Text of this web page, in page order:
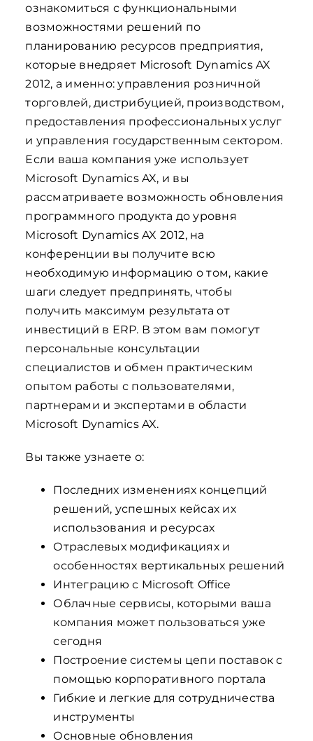
ознакомиться с функциональными
возможностями решений по
планированию ресурсов предприятия,
которые внедряет Microsoft Dynamics AX
2012, а именно: управления розничной
торговлей, дистрибуцией, производством,
предоставления профессиональных услуг
и управления государственным сектором.
Если ваша компания уже использует
Microsoft Dynamics AX, и вы
рассматриваете возможность обновления
программного продукта до уровня
Microsoft Dynamics AX 2012, на
конференции вы получите всю
необходимую информацию о том, какие
шаги следует предпринять, чтобы
получить максимум результата от
инвестиций в ERP. В этом вам помогут
персональные консультации
специалистов и обмен практическим
опытом работы с пользователями,
партнерами и экспертами в области
Microsoft Dynamics AX.
Вы также узнаете о:
Последних изменениях концепций
решений, успешных кейсах их
использования и ресурсах
Отраслевых модификациях и
особенностях вертикальных решений
Интеграцию с Microsoft Office
Облачные сервисы, которыми ваша
компания может пользоваться уже
сегодня
Построение системы цепи поставок с
помощью корпоративного портала
Гибкие и легкие для сотрудничества
инструменты
Основные обновления